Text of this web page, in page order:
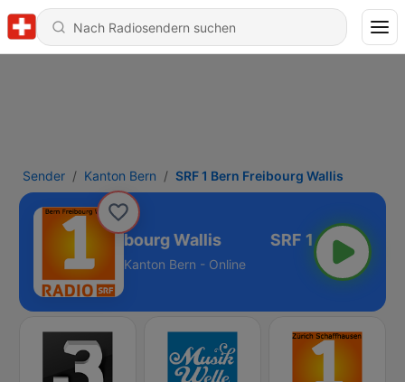
Sender Kanton Bern SRF 1 Bern Freibourg Wallis
SRF 1 Bern Freibourg Wallis
Kanton Bern - Online